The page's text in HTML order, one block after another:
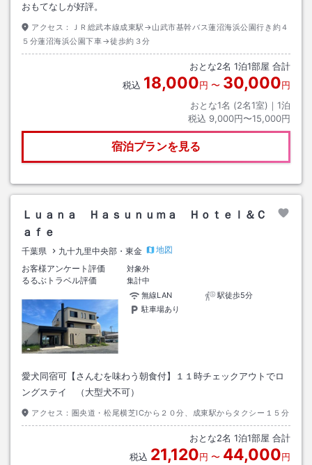
おもてなしが好評。
アクセス：
ＪＲ総武本線成東駅→山武市基幹バス蓮沼海浜公園行き約４
５分蓮沼海浜公園下車→徒歩約３分
おとな2名 1泊1部屋 合計
税込 18,000円 〜 30,000円
おとな1名 (2名1室)｜ 1泊
税込 9,000円〜15,000円
宿泊プランを見る
Ｌｕａｎａ Ｈａｓｕｎｕｍａ Ｈｏｔｅｌ＆Ｃ
ａｆｅ
千葉県 九十九里中央部・東金
地図
お客様アンケート評価
対象外
るるぶトラベル評価
集計中
無線LAN
駅徒歩5分
駐車場あり
愛犬同宿可【さんむを味わう朝食付】１１時チェックアウトでロ
ングステイ （大型犬不可）
アクセス： 圏央道・松尾横芝ICから２０分、成東駅からタクシー１５分
おとな2名 1泊1部屋 合計
税込 21,120円 〜 44,000円